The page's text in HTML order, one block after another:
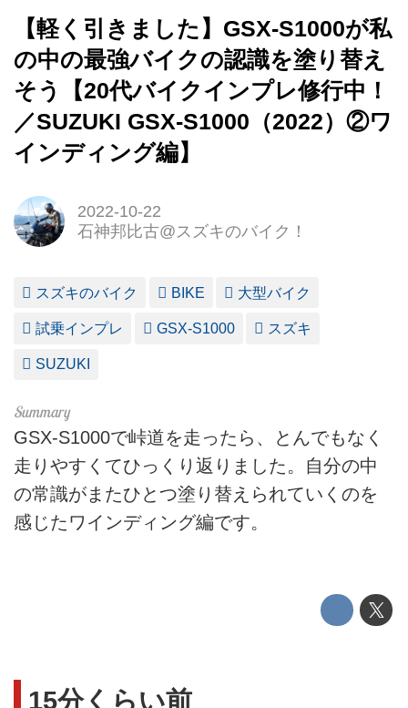
【軽く引きました】GSX-S1000が私
の中の最強バイクの認識を塗り替え
そう【20代バイクインプレ修行中！
／SUZUKI GSX-S1000（2022）②ワ
インディング編】
2022-10-22
石神邦比古@スズキのバイク！
スズキのバイク BIKE 大型バイク
試乗インプレ GSX-S1000 スズキ
SUZUKI
GSX-S1000で峠道を走ったら、とんでもなく
走りやすくてひっくり返りました。自分の中
の常識がまたひとつ塗り替えられていくのを
感じたワインディング編です。
15分くらい前